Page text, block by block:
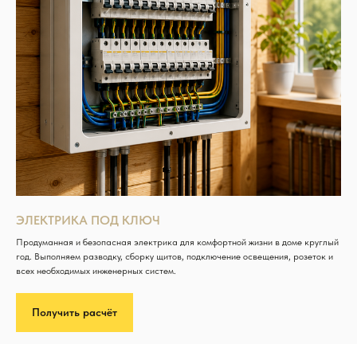
ЭЛЕКТРИКА ПОД КЛЮЧ
Продуманная и безопасная электрика для комфортной жизни в доме круглый
год. Выполняем разводку, сборку щитов, подключение освещения, розеток и
всех необходимых инженерных систем.
Получить расчёт